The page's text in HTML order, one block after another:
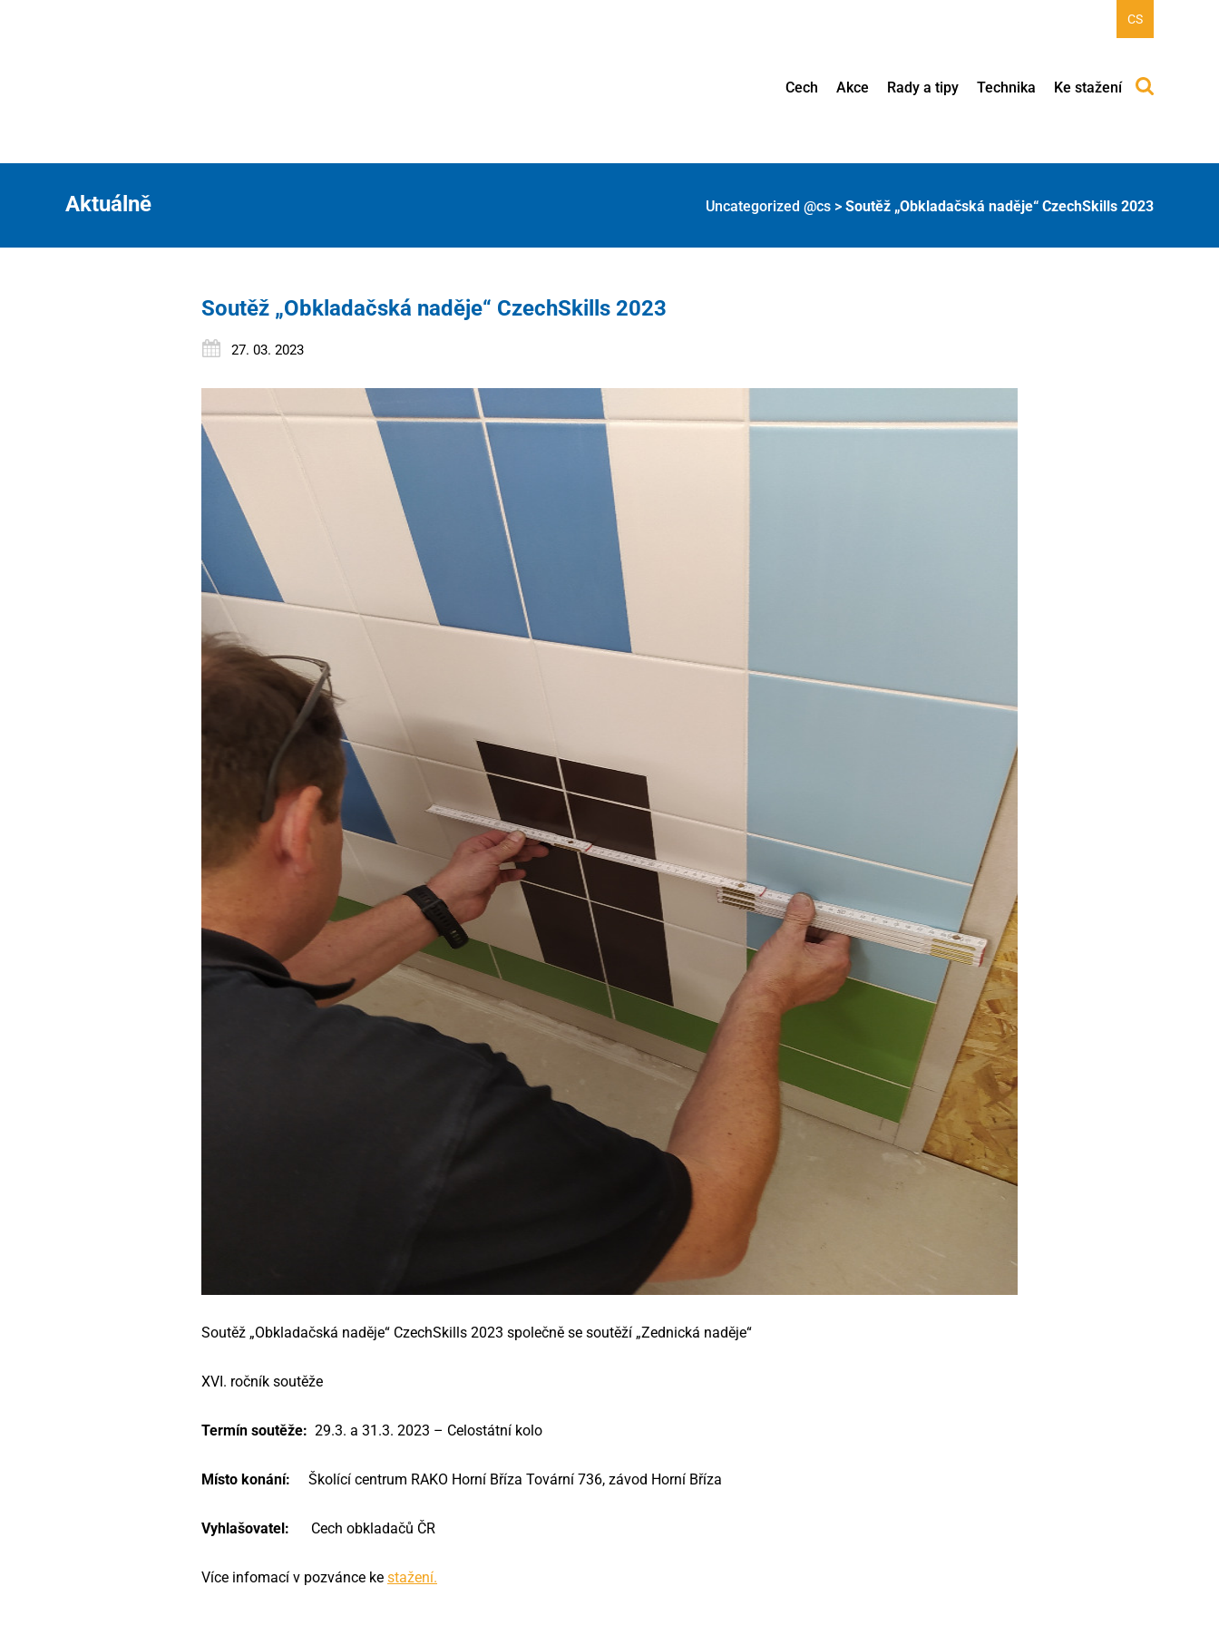
CS
Cech Akce Rady a tipy Technika Ke stažení
Aktuálně Uncategorized @cs > Soutěž „Obkladačská naděje“ CzechSkills 2023
Soutěž „Obkladačská naděje“ CzechSkills 2023
27. 03. 2023
Soutěž „Obkladačská naděje“ CzechSkills 2023 společně se soutěží „Zednická naděje“
XVI. ročník soutěže
Termín soutěže: 29.3. a 31.3. 2023 – Celostátní kolo
Místo konání: Školící centrum RAKO Horní Bříza Tovární 736, závod Horní Bříza
Vyhlašovatel: Cech obkladačů ČR
Více infomací v pozvánce ke stažení.